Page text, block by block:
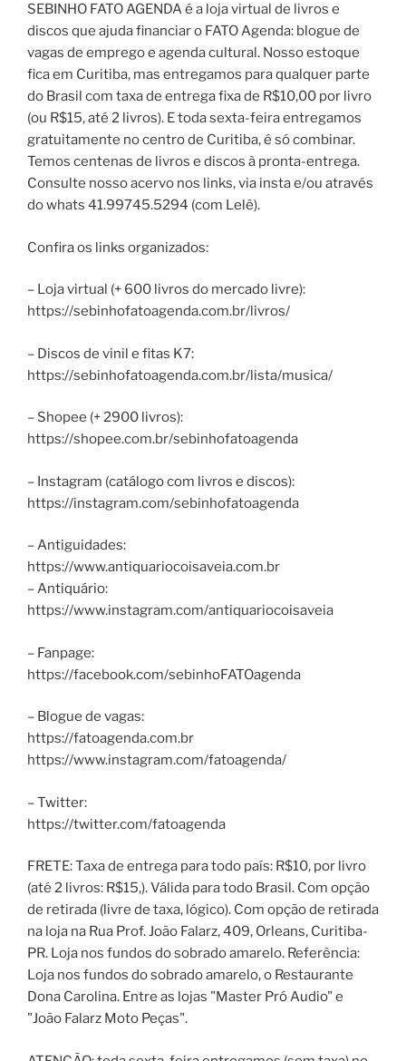
SEBINHO FATO AGENDA é a loja virtual de livros e
discos que ajuda financiar o FATO Agenda: blogue de
vagas de emprego e agenda cultural. Nosso estoque
fica em Curitiba, mas entregamos para qualquer parte
do Brasil com taxa de entrega fixa de R$10,00 por livro
(ou R$15, até 2 livros). E toda sexta-feira entregamos
gratuitamente no centro de Curitiba, é só combinar.
Temos centenas de livros e discos à pronta-entrega.
Consulte nosso acervo nos links, via insta e/ou através
do whats 41.99745.5294 (com Lelê).
Confira os links organizados:
– Loja virtual (+ 600 livros do mercado livre):
https://sebinhofatoagenda.com.br/livros/
– Discos de vinil e fitas K7:
https://sebinhofatoagenda.com.br/lista/musica/
– Shopee (+ 2900 livros):
https://shopee.com.br/sebinhofatoagenda
– Instagram (catálogo com livros e discos):
https://instagram.com/sebinhofatoagenda
– Antiguidades:
https://www.antiquariocoisaveia.com.br
– Antiquário:
https://www.instagram.com/antiquariocoisaveia
– Fanpage:
https://facebook.com/sebinhoFATOagenda
– Blogue de vagas:
https://fatoagenda.com.br
https://www.instagram.com/fatoagenda/
– Twitter:
https://twitter.com/fatoagenda
FRETE: Taxa de entrega para todo país: R$10, por livro
(até 2 livros: R$15,). Válida para todo Brasil. Com opção
de retirada (livre de taxa, lógico). Com opção de retirada
na loja na Rua Prof. João Falarz, 409, Orleans, Curitiba-
PR. Loja nos fundos do sobrado amarelo. Referência:
Loja nos fundos do sobrado amarelo, o Restaurante
Dona Carolina. Entre as lojas "Master Pró Audio" e
"João Falarz Moto Peças".